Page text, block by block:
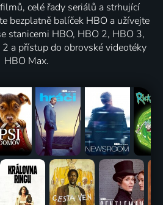
celé řady seriálů a strhující
bezplatně balíček HBO a užívejte
stanicemi HBO, HBO 2, HBO 3,
a přístup do obrovské videotéky
HBO Max.